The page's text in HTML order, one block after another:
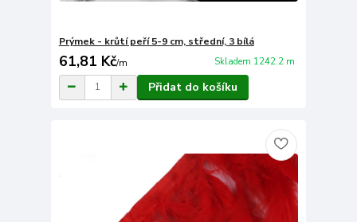
Prýmek - krůtí peří 5-9 cm, střední, 3 bílá
61,81 Kč/m Skladem 1242.2 m
Přidat do košíku